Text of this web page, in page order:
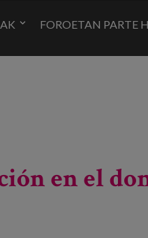
FOROETAN PARTE
en el